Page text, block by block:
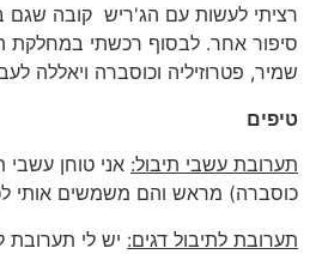
רציתי לעשות עם הג'ריש קובה שגם בה
סיפור אחר. לבסוף רכשתי במחלקת
שמיר, פטרוזיליה וכוסברה ויאללה
טיפים
תערובת עשבי תיבול:אני טוחן עשבי
כוסברה) מראש והם משמשים אותי לכל
תערובת לתיבול דגים:יש לי תערובת